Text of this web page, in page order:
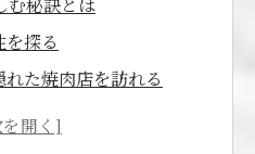
探る
た焼肉店を訪れる
く楽しむための準備